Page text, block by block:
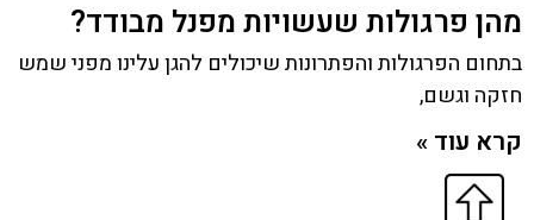
מהן פרגולות שעשויות מפנל מבודד?
בתחום הפרגולות והפתרונות שיכולים להגן עלינו מפני שמש
חזקה וגשם,
קרא עוד »